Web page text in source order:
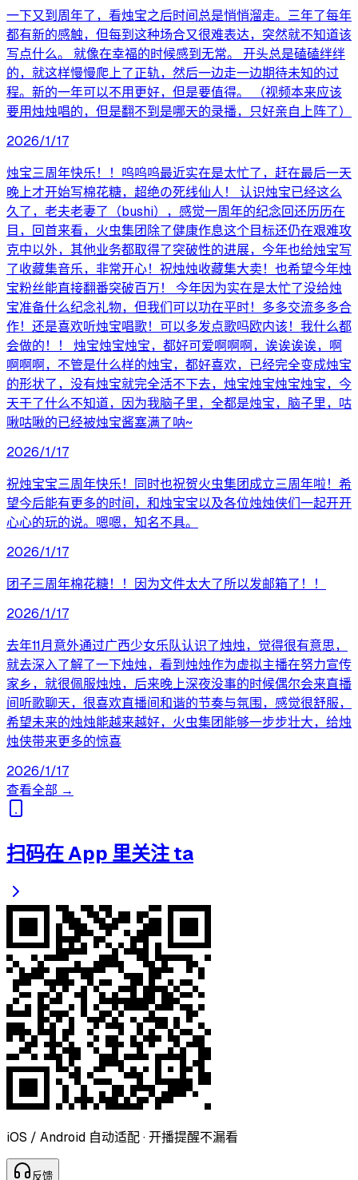
一下又到周年了，看烛宝之后时间总是悄悄溜走。三年了每年
都有新的感触，但每到这种场合又很难表达，突然就不知道该
写点什么。 就像在幸福的时候感到无常。 开头总是磕磕绊绊
的，就这样慢慢爬上了正轨，然后一边走一边期待未知的过
程。新的一年可以不用更好，但是要值得。 （视频本来应该
要用烛烛唱的，但是翻不到是哪天的录播，只好亲自上阵了）
2026/1/17
烛宝三周年快乐！！呜呜呜最近实在是太忙了，赶在最后一天
晚上才开始写棉花糖，超绝の死线仙人！ 认识烛宝已经这么
久了，老夫老妻了（bushi），感觉一周年的纪念回还历历在
目，回首来看，火虫集团除了健康作息这个目标还仍在艰难攻
克中以外，其他业务都取得了突破性的进展，今年也给烛宝写
了收藏集音乐，非常开心！祝烛烛收藏集大卖！也希望今年烛
宝粉丝能直接翻番突破百万！ 今年因为实在是太忙了没给烛
宝准备什么纪念礼物，但我们可以功在平时！多多交流多多合
作！还是喜欢听烛宝唱歌！可以多发点歌吗欧内该！我什么都
会做的！！ 烛宝烛宝烛宝，都好可爱啊啊啊，诶诶诶诶，啊
啊啊啊，不管是什么样的烛宝，都好喜欢，已经完全变成烛宝
的形状了，没有烛宝就完全活不下去，烛宝烛宝烛宝烛宝，今
天干了什么不知道，因为我脑子里，全都是烛宝，脑子里，咕
啾咕啾的已经被烛宝酱塞满了呐~
2026/1/17
祝烛宝宝三周年快乐！同时也祝贺火虫集团成立三周年啦！希
望今后能有更多的时间，和烛宝宝以及各位烛烛侠们一起开开
心心的玩的说。嗯嗯，知名不具。
2026/1/17
团子三周年棉花糖！！因为文件太大了所以发邮箱了！！
2026/1/17
去年11月意外通过广西少女乐队认识了烛烛，觉得很有意思，
就去深入了解了一下烛烛，看到烛烛作为虚拟主播在努力宣传
家乡，就很佩服烛烛，后来晚上深夜没事的时候偶尔会来直播
间听歌聊天，很喜欢直播间和谐的节奏与氛围，感觉很舒服，
希望未来的烛烛能越来越好，火虫集团能够一步步壮大，给烛
烛侠带来更多的惊喜
2026/1/17
查看全部 →
扫码在 App 里关注 ta
iOS / Android 自动适配 · 开播提醒不漏看
反馈